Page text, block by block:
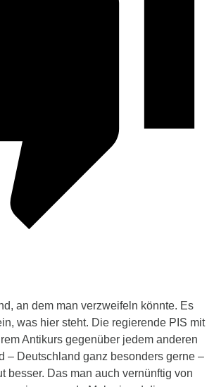
an dem man verzweifeln könnte. Es
was hier steht. Die regierende PIS mit
Antikurs gegenüber jedem anderen
– Deutschland ganz besonders gerne –
besser. Das man auch vernünftig von